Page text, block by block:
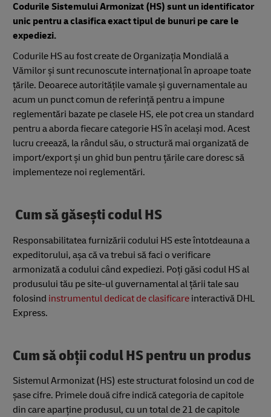
Codurile Sistemului Armonizat (HS) sunt un identificator
unic pentru a clasifica exact tipul de bunuri pe care le
expediezi.
Codurile HS au fost create de Organizația Mondială a
Vămilor și sunt recunoscute internațional în aproape toate
țările. Deoarece autoritățile vamale și guvernamentale au
acum un punct comun de referință pentru a impune
reglementări bazate pe clasele HS, ele pot crea un standard
pentru a aborda fiecare categorie HS în același mod. Acest
lucru creează, la rândul său, o structură mai organizată de
import/export și un ghid bun pentru țările care doresc să
implementeze noi reglementări.
Cum să găsești codul HS
Responsabilitatea furnizării codului HS este întotdeauna a
expeditorului, așa că va trebui să faci o verificare
armonizată a codului când expediezi. Poți găsi codul HS al
produsului tău pe site-ul guvernamental al țării tale sau
folosind instrumentul dedicat de clasificare interactivă DHL
Express.
Cum să obții codul HS pentru un produs
Sistemul Armonizat (HS) este structurat folosind un cod de
șase cifre. Primele două cifre indică categoria de capitole
din care aparține produsul, cu un total de 21 de capitole